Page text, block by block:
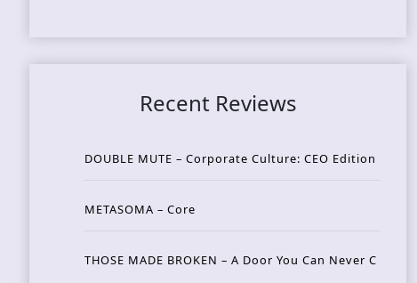
Recent Reviews
DOUBLE MUTE – Corporate Culture: CEO Edition
METASOMA – Core
THOSE MADE BROKEN – A Door You Can Never C